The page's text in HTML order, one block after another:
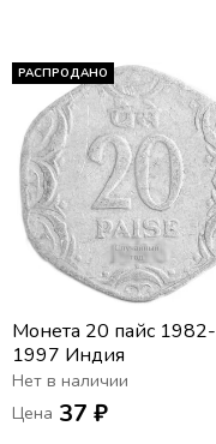
РАСПРОДАНО
Монета 20 пайс 1982-
1997 Индия
Нет в наличии
Цена 37 ₽